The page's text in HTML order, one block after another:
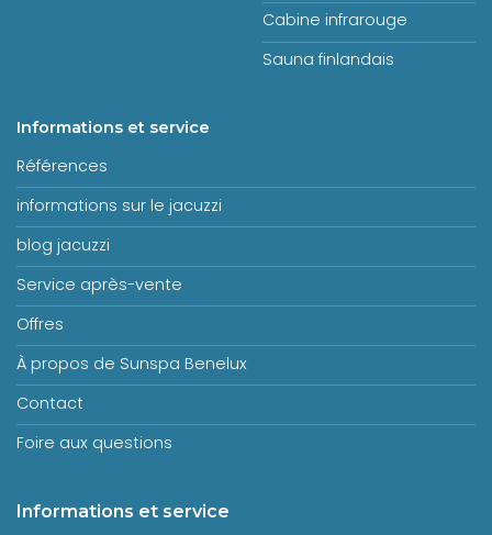
Cabine infrarouge
Sauna finlandais
Informations et service
Références
informations sur le jacuzzi
blog jacuzzi
Service après-vente
Offres
À propos de Sunspa Benelux
Contact
Foire aux questions
Informations et service